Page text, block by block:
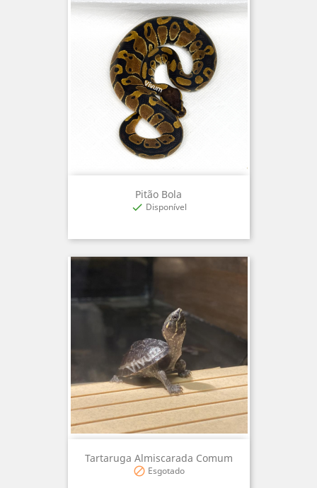
Pitão Bola
 Disponível
Tartaruga Almiscarada Comum
 Esgotado